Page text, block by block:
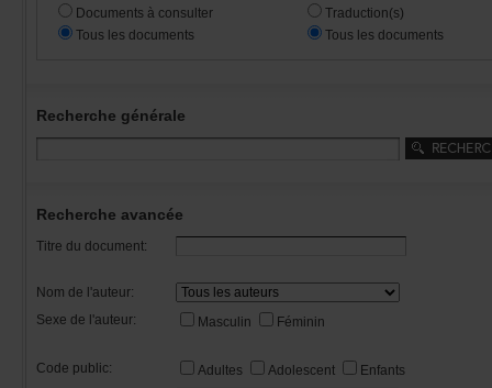
Documentsàconsulter
Touslesdocuments
Traduction(s)
Touslesdocuments
Recherchegénérale
Rechercheavancée
Titredudocument:
Nomdel'auteur:
Sexedel'auteur:
Masculin Féminin
Codepublic: Adultes Adolescent
Enfants